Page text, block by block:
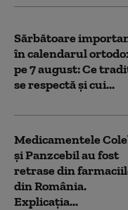
Sărbătoare
în calendarul
pe 7 august: Ce
se respectă și cui...
Medicamentele
și Panzcebil au fost
retrase din
din România.
Explicația...